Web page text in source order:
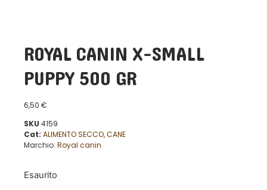
ROYAL CANIN X-SMALL
PUPPY 500 GR
6,50 €
SKU 4159
Cat: ALIMENTO SECCO,CANE
Marchio: Royal canin
Esaurito